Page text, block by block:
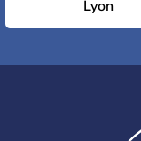
Lyon